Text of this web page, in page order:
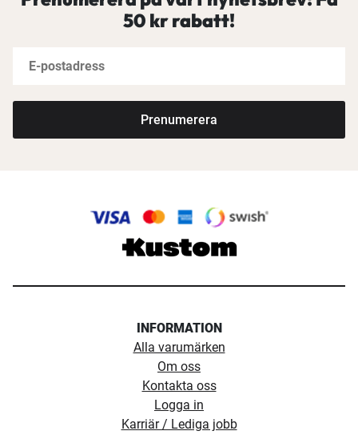
50 kr rabatt!
Prenumerera
INFORMATION
Alla varumärken
Om oss
Kontakta oss
Logga in
Karriär / Lediga jobb